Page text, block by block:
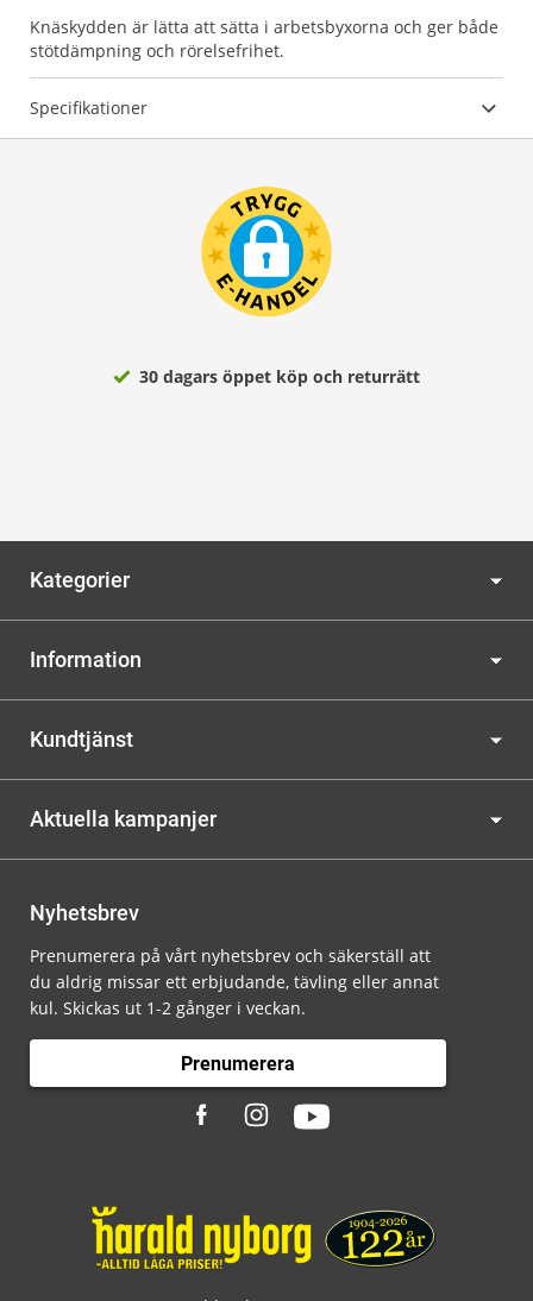
Knäskydden är lätta att sätta i arbetsbyxorna och ger både
stötdämpning och rörelsefrihet.
Specifikationer
30 dagars öppet köp och returrätt
Kategorier
Information
Kundtjänst
Aktuella kampanjer
Nyhetsbrev
Prenumerera på vårt nyhetsbrev och säkerställ att
du aldrig missar ett erbjudande, tävling eller annat
kul. Skickas ut 1-2 gånger i veckan.
Prenumerera